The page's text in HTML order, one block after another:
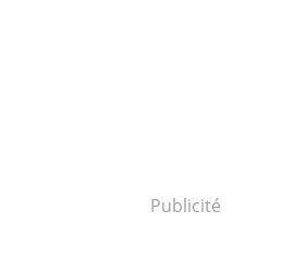
Publicité